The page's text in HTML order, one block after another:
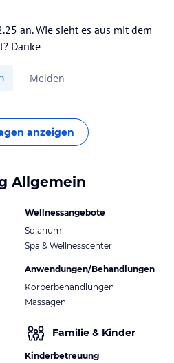
an. Wie sieht es aus mit dem
Melden
anzeigen
Allgemein
Wellnessangebote
Solarium
Spa & Wellnesscenter
Anwendungen/Behandlungen
Körperbehandlungen
Massagen
Familie & Kinder
Kinderbetreuung